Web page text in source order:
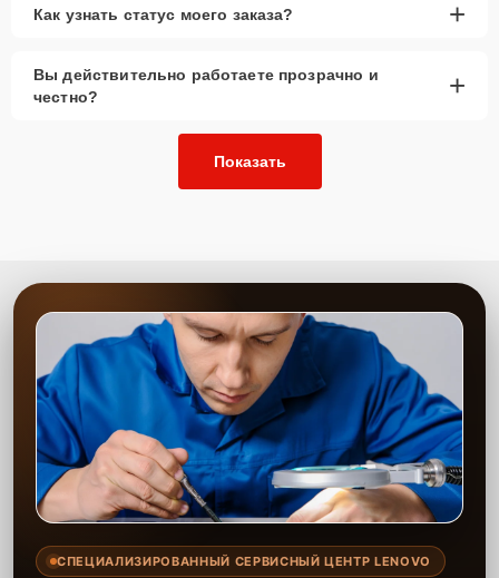
Как узнать статус моего заказа? +
Вы действительно работаете прозрачно и
честно?
+
Показать
СПЕЦИАЛИЗИРОВАННЫЙ СЕРВИСНЫЙ ЦЕНТР LENOVO